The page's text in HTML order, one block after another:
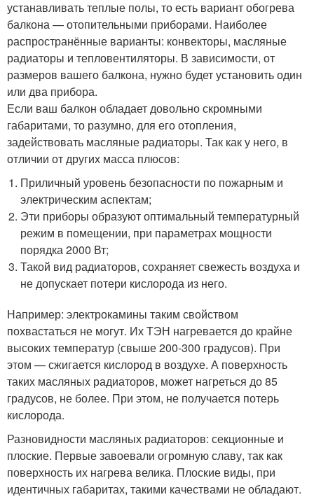
устанавливать теплые полы, то есть вариант обогрева
балкона — отопительными приборами. Наиболее
распространённые варианты: конвекторы, масляные
радиаторы и тепловентиляторы. В зависимости, от
размеров вашего балкона, нужно будет установить один
или два прибора.
Если ваш балкон обладает довольно скромными
габаритами, то разумно, для его отопления,
задействовать масляные радиаторы. Так как у него, в
отличии от других масса плюсов:
Приличный уровень безопасности по пожарным и
электрическим аспектам;
Эти приборы образуют оптимальный температурный
режим в помещении, при параметрах мощности
порядка 2000 Вт;
Такой вид радиаторов, сохраняет свежесть воздуха и
не допускает потери кислорода из него.
Например: электрокамины таким свойством
похвастаться не могут. Их ТЭН нагревается до крайне
высоких температур (свыше 200-300 градусов). При
этом — сжигается кислород в воздухе. А поверхность
таких масляных радиаторов, может нагреться до 85
градусов, не более. При этом, не получается потерь
кислорода.
Разновидности масляных радиаторов: секционные и
плоские. Первые завоевали огромную славу, так как
поверхность их нагрева велика. Плоские виды, при
идентичных габаритах, такими качествами не обладают.